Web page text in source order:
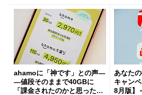
ahamoに「神です」との声―
―値段そのままで40GBに
「課金されたのかと思った」
あなた
キャン
8月版】